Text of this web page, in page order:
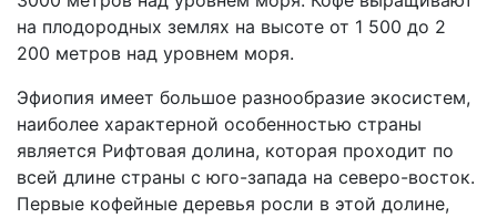
на плодородных землях на высоте от 1 500 до 2
200 метров над уровнем моря.
Эфиопия имеет большое разнообразие экосистем,
наиболее характерной особенностью страны
является Рифтовая долина, которая проходит по
всей длине страны с юго-запада на северо-восток.
Первые кофейные деревья росли в этой долине,